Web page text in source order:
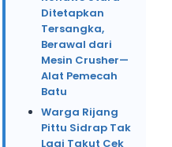
Ditetapkan
Tersangka,
Berawal dari
Mesin Crusher—
Alat Pemecah
Batu
Warga Rijang
Pittu Sidrap Tak
Lagi Takut Cek